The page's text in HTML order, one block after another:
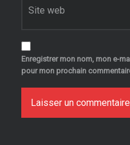
Enregistrer mon nom, mon e-
pour mon prochain